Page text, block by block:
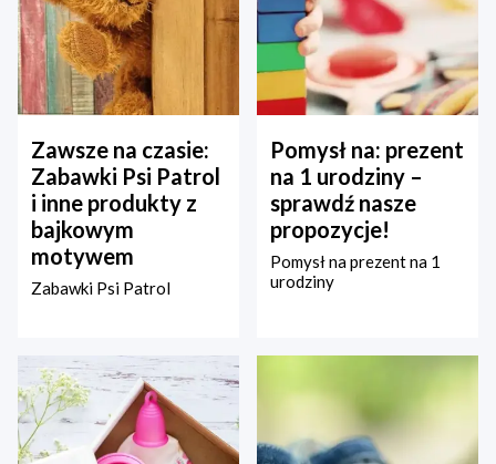
Zawsze na czasie:
Zabawki Psi Patrol
i inne produkty z
bajkowym
motywem
Zabawki Psi Patrol
Pomysł na: prezent
na 1 urodziny –
sprawdź nasze
propozycje!
Pomysł na prezent na 1
urodziny